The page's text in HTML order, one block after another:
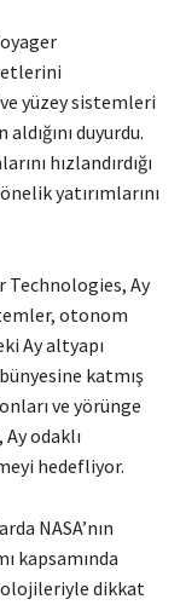
yüzey sistemleri
duyurdu.
hızlandırdığı
yatırımlarını
Technologies, Ay
otonom
Ay altyapı
katmış
ve yörünge
odaklı
hedefliyor.
NASA’nın
kapsamında
dikkat